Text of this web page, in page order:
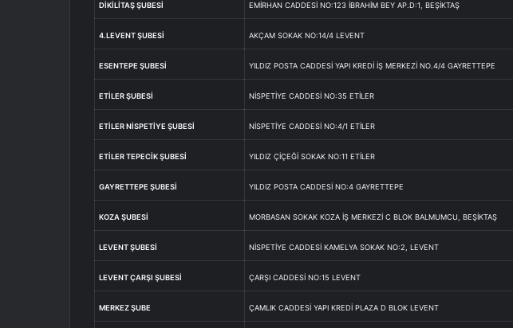
DİKİLİTAŞ ŞUBESİ EMİRHAN CADDESİ NO:123 İBRAHİM BEY AP.D:1, BEŞİKTAŞ
4.LEVENT ŞUBESİ AKÇAM SOKAK NO:14/4 LEVENT
ESENTEPE ŞUBESİ YILDIZ POSTA CADDESİ YAPI KREDİ İŞ MERKEZİ NO.4/4 GAYRETTEPE
ETİLER ŞUBESİ NİSPETİYE CADDESİ NO:35 ETİLER
ETİLER NİSPETİYE ŞUBESİ NİSPETİYE CADDESİ NO:4/1 ETİLER
ETİLER TEPECİK ŞUBESİ YILDIZ ÇİÇEĞİ SOKAK NO:11 ETİLER
GAYRETTEPE ŞUBESİ YILDIZ POSTA CADDESİ NO:4 GAYRETTEPE
KOZA ŞUBESİ MORBASAN SOKAK KOZA İŞ MERKEZİ C BLOK BALMUMCU, BEŞİKTAŞ
LEVENT ŞUBESİ NİSPETİYE CADDESİ KAMELYA SOKAK NO:2, LEVENT
LEVENT ÇARŞI ŞUBESİ ÇARŞI CADDESİ NO:15 LEVENT
MERKEZ ŞUBE ÇAMLIK CADDESİ YAPI KREDİ PLAZA D BLOK LEVENT